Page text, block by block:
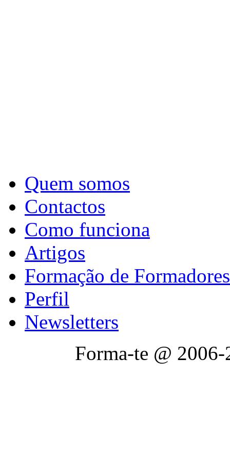
Quem somos
Contactos
Como funciona
Artigos
Formação de Formadores
Perfil
Newsletters
Forma-te @